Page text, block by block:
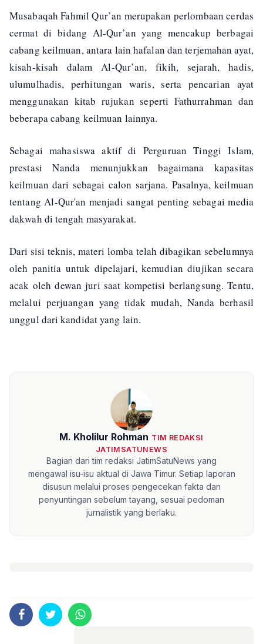
Musabaqah Fahmil Qur’an merupakan perlombaan cerdas
cermat di bidang Al-Qur’an yang mencakup berbagai
cabang keilmuan, antara lain hafalan dan terjemahan ayat,
kisah-kisah dalam Al-Qur’an, fikih, sejarah, hadis,
ulumulhadis, perhitungan waris, serta pencarian ayat
menggunakan kitab rujukan seperti Fathurrahman dan
beberapa cabang keilmuan lainnya.
Sebagai mahasiswa aktif di Perguruan Tinggi Islam,
prestasi Nanda menunjukkan bagaimana kapasitas
keilmuan dari sebagai calon sarjana. Pasalnya, keilmuan
tentang Al-Qur'an menjadi sangat penting sebagai media
dakwah di tengah masyarakat.
Dari sisi teknis, materi lomba telah dibagikan sebelumnya
oleh panitia untuk dipelajari, kemudian diujikan secara
acak oleh dewan juri saat kompetisi berlangsung. Tentu,
melalui perjuangan yang tidak mudah, Nanda berhasil
unggul dari kandidat yang lain.
M. Kholilur Rohman TIM REDAKSI
JATIMSATUNEWS
Bagian dari tim redaksi JatimSatuNews yang
mengawal isu-isu aktual di Jawa Timur. Setiap laporan
disusun melalui proses pengecekan fakta dan
penyuntingan sebelum tayang, sesuai pedoman
jurnalistik yang berlaku.